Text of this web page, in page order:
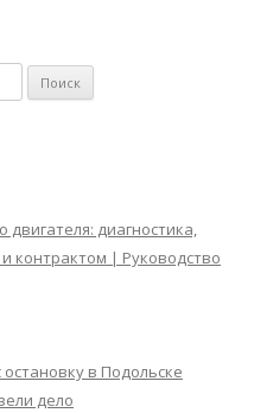
диагностика,
контрактом | Руководство
в Подольске
дело